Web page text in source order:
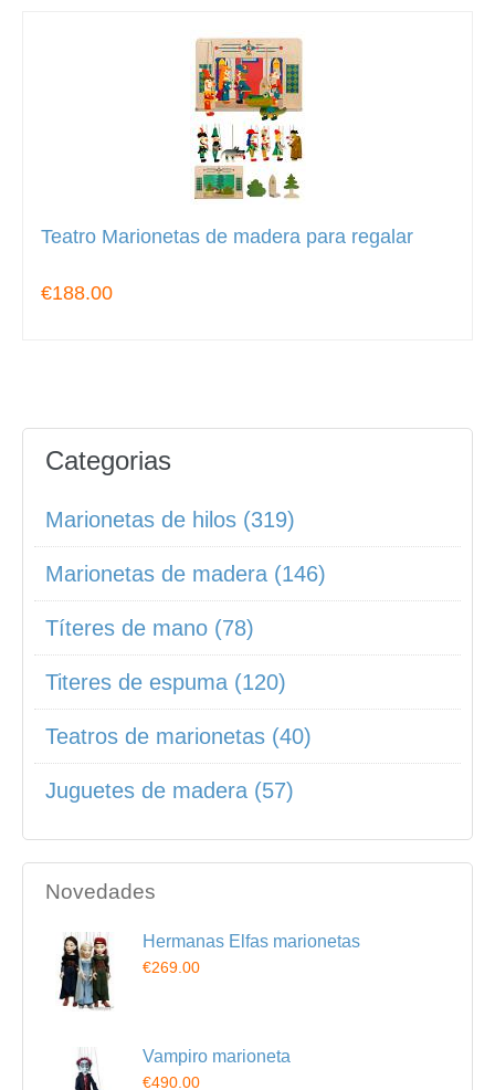
Teatro Marionetas de madera para regalar
€188.00
Categorias
Marionetas de hilos (319)
Marionetas de madera (146)
Títeres de mano (78)
Titeres de espuma (120)
Teatros de marionetas (40)
Juguetes de madera (57)
Novedades
Hermanas Elfas marionetas
€269.00
Vampiro marioneta
€490.00